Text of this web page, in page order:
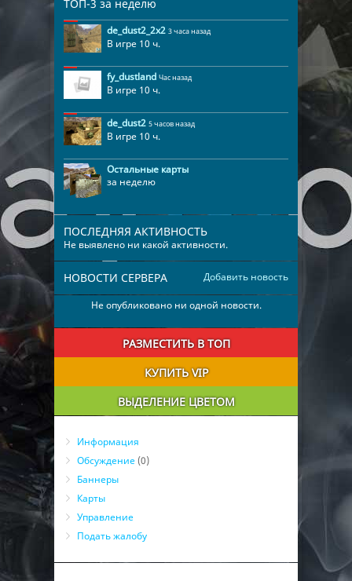
ТОП-3 за неделю
de_dust2_2x2 3 часа назад
В игре 10 ч.
fy_dustland Час назад
В игре 10 ч.
de_dust2 5 часов назад
В игре 10 ч.
Остальные карты
за неделю
ПОСЛЕДНЯЯ АКТИВНОСТЬ
Не выявлено ни какой активности.
Добавить новость
НОВОСТИ СЕРВЕРА
Не опубликовано ни одной новости.
РАЗМЕСТИТЬ В ТОП
КУПИТЬ VIP
ВЫДЕЛЕНИЕ ЦВЕТОМ
Информация
Обсуждение (0)
Баннеры
Карты
Управление
Подать жалобу